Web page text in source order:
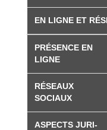
EN LIGNE ET
PRÉ­SENCE EN
LIGNE
RÉSEAUX
SOCIAUX
ASPECTS JURI­